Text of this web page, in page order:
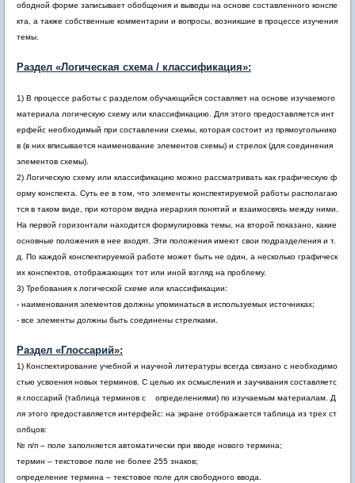
ободной форме записывает обобщения и выводы на основе составленного конспе
кта, а также собственные комментарии и вопросы, возникшие в процессе изучения
темы.
Раздел «Логическая схема / классификация»:
1) В процессе работы с разделом обучающийся составляет на основе изучаемого
материала логическую схему или классификацию. Для этого предоставляется инт
ерфейс необходимый при составлении схемы, которая состоит из прямоугольнико
в (в них вписывается наименование элементов схемы) и стрелок (для соединения
элементов схемы).
2) Логическую схему или классификацию можно рассматривать как графическую ф
орму конспекта. Суть ее в том, что элементы конспектируемой работы располагаю
тся в таком виде, при котором видна иерархия понятий и взаимосвязь между ними.
На первой горизонтали находится формулировка темы, на второй показано, какие
основные положения в нее входят. Эти положения имеют свои подразделения и т.
д. По каждой конспектируемой работе может быть не один, а несколько графическ
их конспектов, отображающих тот или иной взгляд на проблему.
3) Требования к логической схеме или классификации:
- наименования элементов должны упоминаться в используемых источниках;
- все элементы должны быть соединены стрелками.
Раздел «Глоссарий»:
1) Конспектирование учебной и научной литературы всегда связано с необходимо
стью усвоения новых терминов. С целью их осмысления и заучивания составляетс
я глоссарий (таблица терминов с определениями) по изучаемым материалам. Д
ля этого предоставляется интерфейс: на экране отображается таблица из трех ст
олбцов:
№ п/п – поле заполняется автоматически при вводе нового термина;
термин – текстовое поле не более 255 знаков;
определение термина – текстовое поле для свободного ввода.